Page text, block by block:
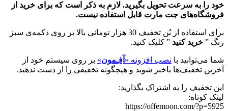
خود را به سرعت تحویل بگیرید. لازم به ذکر است که برای خرید از
فروشگاه‌های جت مارت قابل استفاده نیست.
برای استفاده از بُن تخفیف 30 هزار تومانی بالا بر روی دکمه‌ی سبز
رنگ ” خرید کنید ” کلیک کنید.
شما می‌توانید با نصب افزونه « آفِـمون» بر روی سیستم خود از
آخرین تخفیف‌ها باخبر شوید و هیچگونه تخفیفی را از دست ندهید.
این تخفیف را به اشتراک بگذارید:
لینک کوتاه:
https://offemoon.com/?p=5925